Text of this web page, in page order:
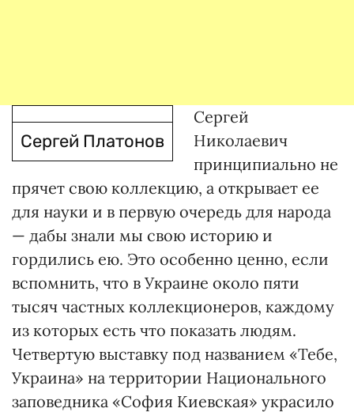
Сергей Платонов
Сергей
Николаевич
принципиально не
прячет свою коллекцию, а открывает ее
для науки и в первую очередь для народа
— дабы знали мы свою историю и
гордились ею. Это особенно ценно, если
вспомнить, что в Украине около пяти
тысяч частных коллекционеров, каждому
из которых есть что показать людям.
Четвертую выставку под названием «Тебе,
Украина» на территории Национального
заповедника «София Киевская» украсило